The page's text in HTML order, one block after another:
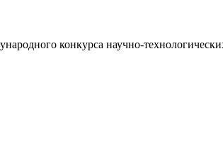
конкурса научно-